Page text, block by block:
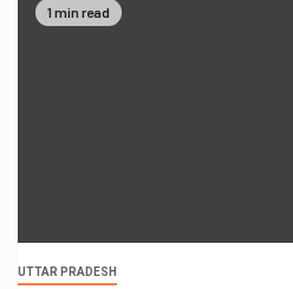
1 min read
UTTAR PRADESH